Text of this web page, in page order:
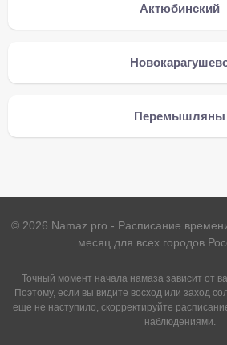
Актюбинский
Перемышляны
© 2026 Namaz.pro - Расписание
месяц для всех городов
Точный момент начала намаза зависит от
Поэтому, если вы видите восход или заход
еще не наступило, скорректируйте
наблюдениями.